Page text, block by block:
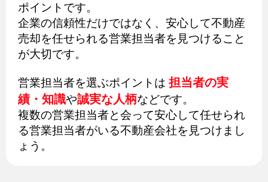
ポイントです。
企業の信頼性だけではなく、安心して不動産
売却を任せられる営業担当者を見つけること
が大切です。
営業担当者を選ぶポイントは 担当者の実
績・知識や誠実な人柄などです。
複数の営業担当者と会って安心して任せられ
る営業担当者がいる不動産会社を見つけまし
ょう。